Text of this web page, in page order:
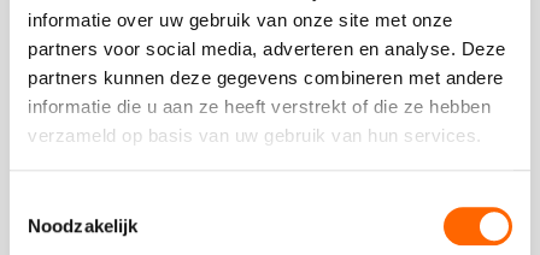
informatie over uw gebruik van onze site met onze
partners voor social media, adverteren en analyse. Deze
partners kunnen deze gegevens combineren met andere
informatie die u aan ze heeft verstrekt of die ze hebben
verzameld op basis van uw gebruik van hun services.
Noodzakelijk
Plaats een review Bekijk alle reviews
Vergelijkbare uitjes